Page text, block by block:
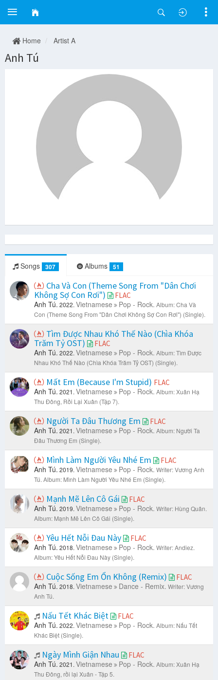
Home Artist A
Anh Tú
Songs 307 Albums 51
Cha Và Con (Theme Song From "Dân Chơi
Không Sợ Con Rơi")
FLAC
Anh Tú. 2022. Vietnamese Pop - Rock. Album: Cha Và
Con (Theme Song From "Dân Chơi Không Sợ Con Rơi") (Single).
Tìm Được Nhau Khó Thế Nào (Chìa Khóa
Trăm Tỷ OST)
FLAC
Anh Tú. 2022. Vietnamese Pop - Rock. Album: Tìm Được
Nhau Khó Thế Nào (Chìa Khóa Trăm Tỷ OST) (Single).
Mất Em (Because I'm Stupid) FLAC
Anh Tú. 2021. Vietnamese Pop - Rock. Album: Xuân Hạ
Thu Đông, Rồi Lại Xuân (Tập 7).
Người Ta Đâu Thương Em FLAC
Anh Tú. 2021. Vietnamese Pop - Rock. Album: Người Ta
Đâu Thương Em (Single).
Mình Làm Người Yêu Nhé Em FLAC
Anh Tú. 2019. Vietnamese Pop - Rock. Writer: Vương Anh
Tú. Album: Mình Làm Người Yêu Nhé Em (Single).
Mạnh Mẽ Lên Cô Gái FLAC
Anh Tú. 2019. Vietnamese Pop - Rock. Writer: Hùng Quân.
Album: Mạnh Mẽ Lên Cô Gái (Single).
Yêu Hết Nỗi Đau Này FLAC
Anh Tú. 2018. Vietnamese Pop - Rock. Writer: Andiez.
Album: Yêu Hết Nỗi Đau Này (Single).
Cuộc Sống Em Ổn Không (Remix) FLAC
Anh Tú. 2018. Vietnamese Dance - Remix. Writer: Vương
Anh Tú.
Nấu Tết Khác Biệt FLAC
Anh Tú. 2022. Vietnamese Pop - Rock. Album: Nấu Tết
Khác Biệt (Single).
Ngày Mình Giận Nhau FLAC
Anh Tú. 2021. Vietnamese Pop - Rock. Album: Xuân Hạ
Thu Đông, rồi lại Xuân - Tập 5.